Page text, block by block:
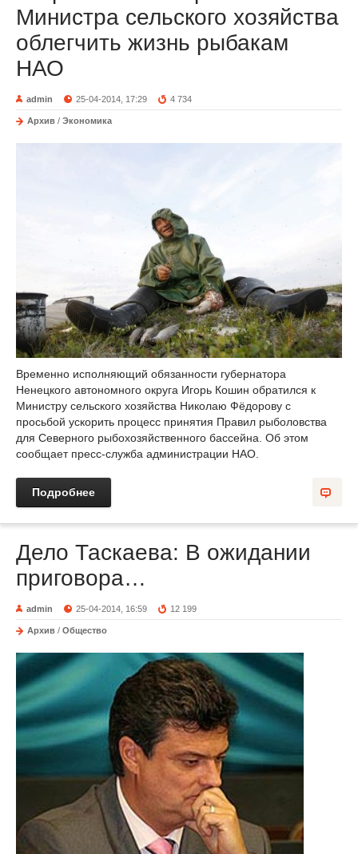
Министра сельского хозяйства
облегчить жизнь рыбакам
НАО
admin 25-04-2014, 17:29 4 734
Архив / Экономика
Временно исполняющий обязанности губернатора
Ненецкого автономного округа Игорь Кошин обратился к
Министру сельского хозяйства Николаю Фёдорову с
просьбой ускорить процесс принятия Правил рыболовства
для Северного рыбохозяйственного бассейна. Об этом
сообщает пресс-служба администрации НАО.
Подробнее
Дело Таскаева: В ожидании
приговора…
admin 25-04-2014, 16:59 12 199
Архив / Общество